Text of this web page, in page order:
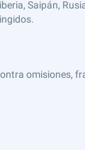
Saipán,
omisiones,